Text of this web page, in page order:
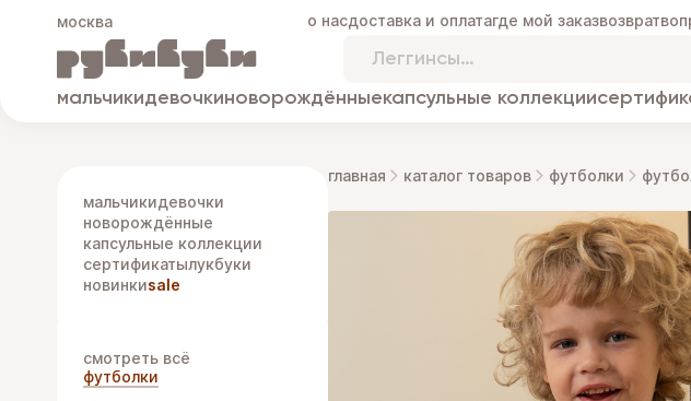
москва о насдоставка и оплатагде мой заказвозврат
мальчикидевочкиноворождённыекапсульные коллекции
мальчикидевочки
новорождённые
капсульные коллекции
сертификатылукбуки
новинкиsale
смотреть всё
футболки
главная каталог товаров футболки